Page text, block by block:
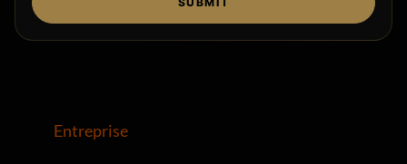
SUBMIT
Entreprise